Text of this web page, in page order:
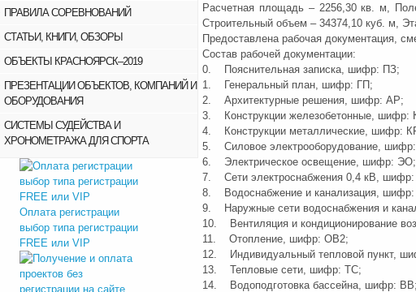
ПРАВИЛА СОРЕВНОВАНИЙ
СТАТЬИ, КНИГИ, ОБЗОРЫ
ОБЪЕКТЫ КРАСНОЯРСК–2019
ПРЕЗЕНТАЦИИ ОБЪЕКТОВ, КОМПАНИЙ И
ОБОРУДОВАНИЯ
СИСТЕМЫ СУДЕЙСТВА И
ХРОНОМЕТРАЖА ДЛЯ СПОРТА
Оплата регистрации
выбор типа регистрации
FREE или VIP
Расчетная площадь – 2256,30 кв. м,
Строительный объем – 34374,10 куб. м,
Предоставлена рабочая документация,
Состав рабочей документации:
0. Пояснительная записка, шифр: ПЗ;
1. Генеральный план, шифр: ГП;
2. Архитектурные решения, шифр: АР;
3. Конструкции железобетонные, шифр:
4. Конструкции металлические, шифр:
5. Силовое электрооборудование,
6. Электрическое освещение, шифр: ЭО;
7. Сети электроснабжения 0,4 кВ,
8. Водоснабжение и канализация,
9. Наружные сети водоснабжения и
10. Вентиляция и кондиционирование
11. Отопление, шифр: ОВ2;
12. Индивидуальный тепловой пункт,
13. Тепловые сети, шифр: ТС;
14. Водоподготовка бассейна, шифр: ВВ;